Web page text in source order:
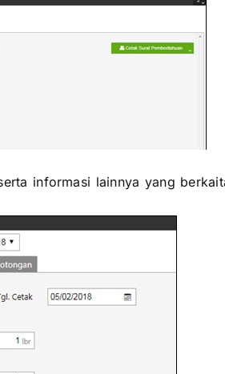
informasi lainnya yang